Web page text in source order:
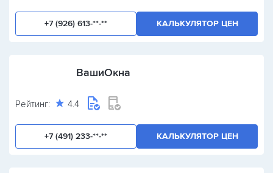
+7 (926) 613-**-** КАЛЬКУЛЯТОР ЦЕН
ВашиОкна
Рейтинг: 4.4
+7 (491) 233-**-** КАЛЬКУЛЯТОР ЦЕН